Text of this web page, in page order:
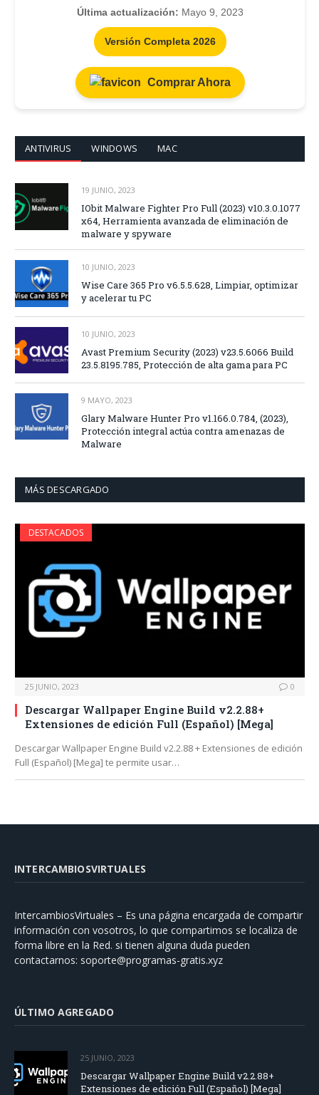
Última actualización: Mayo 9, 2023
Versión Completa 2026
Comprar Ahora
ANTIVIRUS WINDOWS MAC
19 JUNIO, 2023
IObit Malware Fighter Pro Full (2023) v10.3.0.1077
x64, Herramienta avanzada de eliminación de
malware y spyware
10 JUNIO, 2023
Wise Care 365 Pro v6.5.5.628, Limpiar, optimizar
y acelerar tu PC
10 JUNIO, 2023
Avast Premium Security (2023) v23.5.6066 Build
23.5.8195.785, Protección de alta gama para PC
9 MAYO, 2023
Glary Malware Hunter Pro v1.166.0.784, (2023),
Protección integral actúa contra amenazas de
Malware
MÁS DESCARGADO
DESTACADOS
25 JUNIO, 2023 0
Descargar Wallpaper Engine Build v2.2.88+
Extensiones de edición Full (Español) [Mega]
Descargar Wallpaper Engine Build v2.2.88 + Extensiones de edición
Full (Español) [Mega] te permite usar…
INTERCAMBIOSVIRTUALES
IntercambiosVirtuales – Es una página encargada de compartir
información con vosotros, lo que compartimos se localiza de
forma libre en la Red. si tienen alguna duda pueden
contactarnos: soporte@programas-gratis.xyz
ÚLTIMO AGREGADO
25 JUNIO, 2023
Descargar Wallpaper Engine Build v2.2.88+
Extensiones de edición Full (Español) [Mega]